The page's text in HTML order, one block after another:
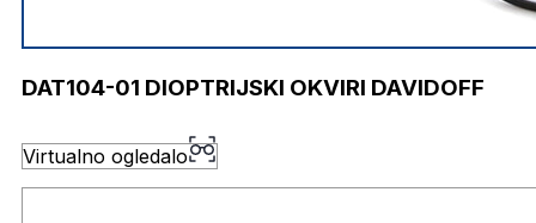
DAT104-01 DIOPTRIJSKI OKVIRI DAVIDOFF
Virtualno ogledalo